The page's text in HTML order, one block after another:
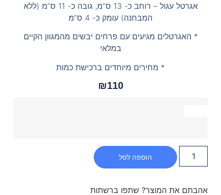
אגרטל עגול – רוחב כ- 13 ס”מ, גובה כ- 11 ס”מ (ללא
המבחנה) עומק כ- 4 ס”מ
* האגרטלים מגיעים עם פרחים יבשים מהמגוון הקיים
במלאי
* מחירים מיוחדים ברכישת כמות
₪110
הוספה לסל
אהבתם את המוצר? שתפו ברשתות